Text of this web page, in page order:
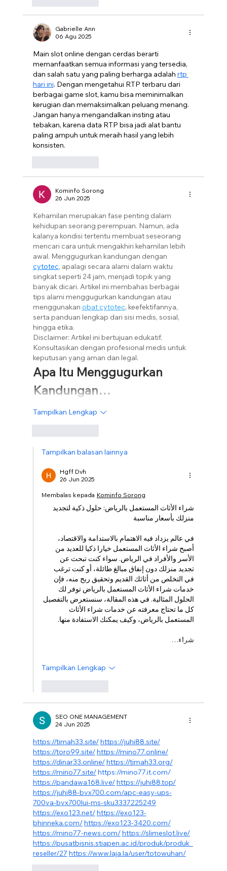
Gabrielle Ann
06 Agu 2025
Main slot online dengan cerdas berarti
memanfaatkan semua informasi yang tersedia,
dan salah satu yang paling berharga adalah rtp
hari ini. Dengan mengetahui RTP terbaru dari
berbagai game slot, kamu bisa meminimalkan
kerugian dan memaksimalkan peluang menang.
Jangan hanya mengandalkan insting atau
tebakan, karena data RTP bisa jadi alat bantu
paling ampuh untuk meraih hasil yang lebih
konsisten.
Kominfo Sorong
26 Jun 2025
Kehamilan merupakan fase penting dalam
kehidupan seorang perempuan. Namun, ada
kalanya kondisi tertentu membuat seseorang
mencari cara untuk mengakhiri kehamilan lebih
awal. Menggugurkan kandungan dengan
cytotec, apalagi secara alami dalam waktu
singkat seperti 24 jam, menjadi topik yang
banyak dicari. Artikel ini membahas berbagai
tips alami menggugurkan kandungan atau
menggunakan obat cytotec, keefektifannya,
serta panduan lengkap dari sisi medis, sosial,
hingga etika.
Disclaimer: Artikel ini bertujuan edukatif.
Konsultasikan dengan profesional medis untuk
keputusan yang aman dan legal.
Apa Itu Menggugurkan
Kandungan…
Tampilkan Lengkap
Tampilkan balasan lainnya
Hgff Dvh
26 Jun 2025
Membalas kepada Kominfo Sorong
شراء الأثاث المستعمل بالرياض: حلول ذكية لتجديد
منزلك بأسعار مناسبة
في عالم يزداد فيه الاهتمام بالاستدامة والاقتصاد،
أصبح شراء الأثاث المستعمل خيارا ذكيا للعديد من
الأسر والأفراد في الرياض. سواء كنت تبحث عن
تجديد منزلك دون إنفاق مبالغ طائلة، أو كنت ترغب
في التخلص من أثاثك القديم وتحقيق ربح منه، فإن
خدمات شراء الأثاث المستعمل بالرياض توفر لك
الحلول المثالية. في هذه المقالة، سنستعرض بالتفصيل
كل ما تحتاج معرفته عن خدمات شراء الأثاث
المستعمل بالرياض، وكيف يمكنك الاستفادة منها.
شراء…
Tampilkan Lengkap
SEO ONE MANAGEMENT
24 Jun 2025
https://timah33.site/https://juhi88.site/
https://toro99.site/https://mino77.online/
https://dinar33.online/https://timah33.org/
https://mino77.site/https://mino77.it.com/
https://pandawa168.live/https://juhi88.top/
https://juhi88-bvx700.com/apc-easy-ups-
700va-bvx700lui-ms-sku3337225249
https://exo123.net/https://exo123-
bhinneka.com/https://exo123-3420.com/
https://mino77-news.com/https://slimeslot.live/
https://pusatbisnis.stiapen.ac.id/produk/produk_
reseller/27 https://www.laja.la/user/totowuhan/